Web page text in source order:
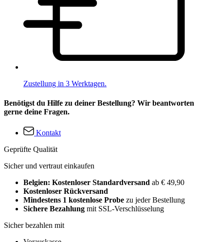
Zustellung in 3 Werktagen.
Benötigst du Hilfe zu deiner Bestellung? Wir beantworten
gerne deine Fragen.
Kontakt
Geprüfte Qualität
Sicher und vertraut einkaufen
Belgien: Kostenloser Standardversand ab € 49,90
Kostenloser Rückversand
Mindestens 1 kostenlose Probe zu jeder Bestellung
Sichere Bezahlung mit SSL-Verschlüsselung
Sicher bezahlen mit